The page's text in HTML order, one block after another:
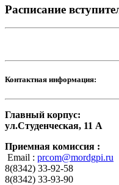
Расписание
Контактная информация:
Главный корпус:
ул.Студенческая, 11 А
Приемная комиссия :
Email : prcom@mordgpi.ru
8(8342) 33-92-58
8(8342) 33-93-90